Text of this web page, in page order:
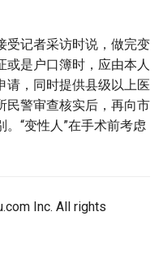
受记者采访时说，做完变
或是户口簿时，应由本人
请，同时提供县级以上医
民警审查核实后，再向市
“变性人”在手术前考虑
Inc. All rights